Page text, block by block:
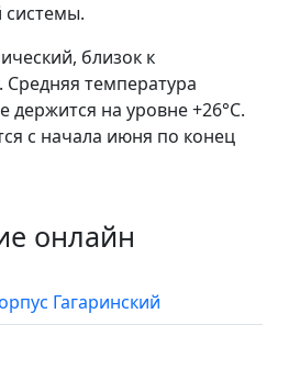
системы.
близок к
температура
держится на уровне +26°С.
с начала июня по конец
онлайн
Гагаринский